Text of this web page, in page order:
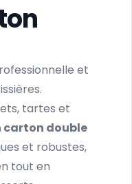
et
tartes et
carton double
et robustes,
tout en